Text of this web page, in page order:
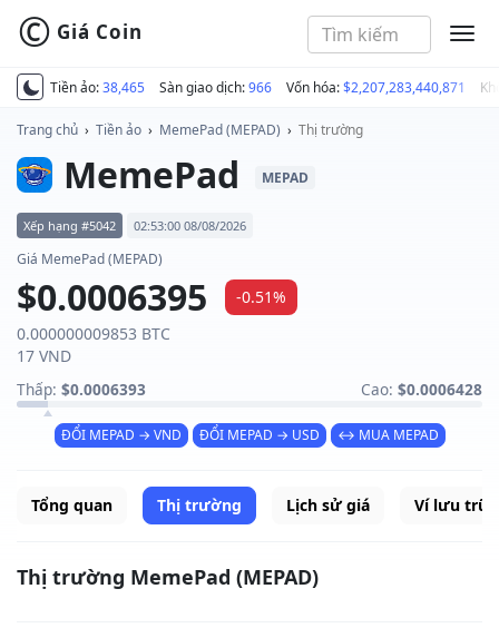
Tiền ảo:38,465 Sàn giao dịch:966 Vốn hóa:$2,207,283,440,871
© Giá Coin
Trang chủ › Tiền ảo › MemePad (MEPAD) › Thị trường
MemePad MEPAD
Xếp hạng #5042 02:53:00 08/08/2026
Giá MemePad (MEPAD)
$0.0006395
-0.51%
0.000000009853 BTC
17 VND
Thấp: $0.0006393 Cao: $0.0006428
ĐỔI MEPAD → VND ĐỔI MEPAD → USD ↔ MUA MEPAD
Tổng quan Thị trường Lịch sử giá Ví lưu trữ
Thị trường MemePad (MEPAD)